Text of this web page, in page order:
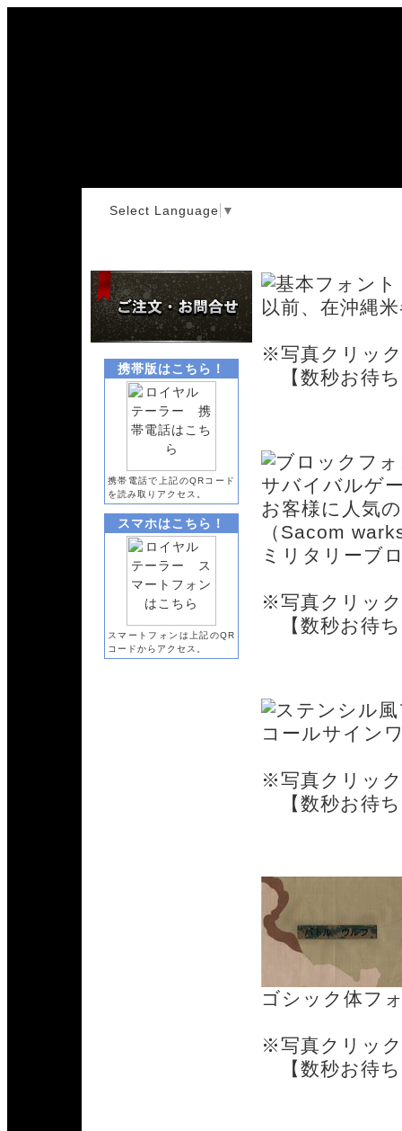
Select Language ▼
携帯版はこちら！
携帯電話で上記のQRコード
を読み取りアクセス。
スマホはこちら！
スマートフォンは上記のQR
コードからアクセス。
以前、在沖縄
※写真クリッ
【数秒お待
サバイバルゲ
お客様に人気
（Sacom
ミリタリーブ
※写真クリッ
【数秒お待
コールサイン
※写真クリッ
【数秒お待
ゴシック体フ
※写真クリッ
【数秒お待